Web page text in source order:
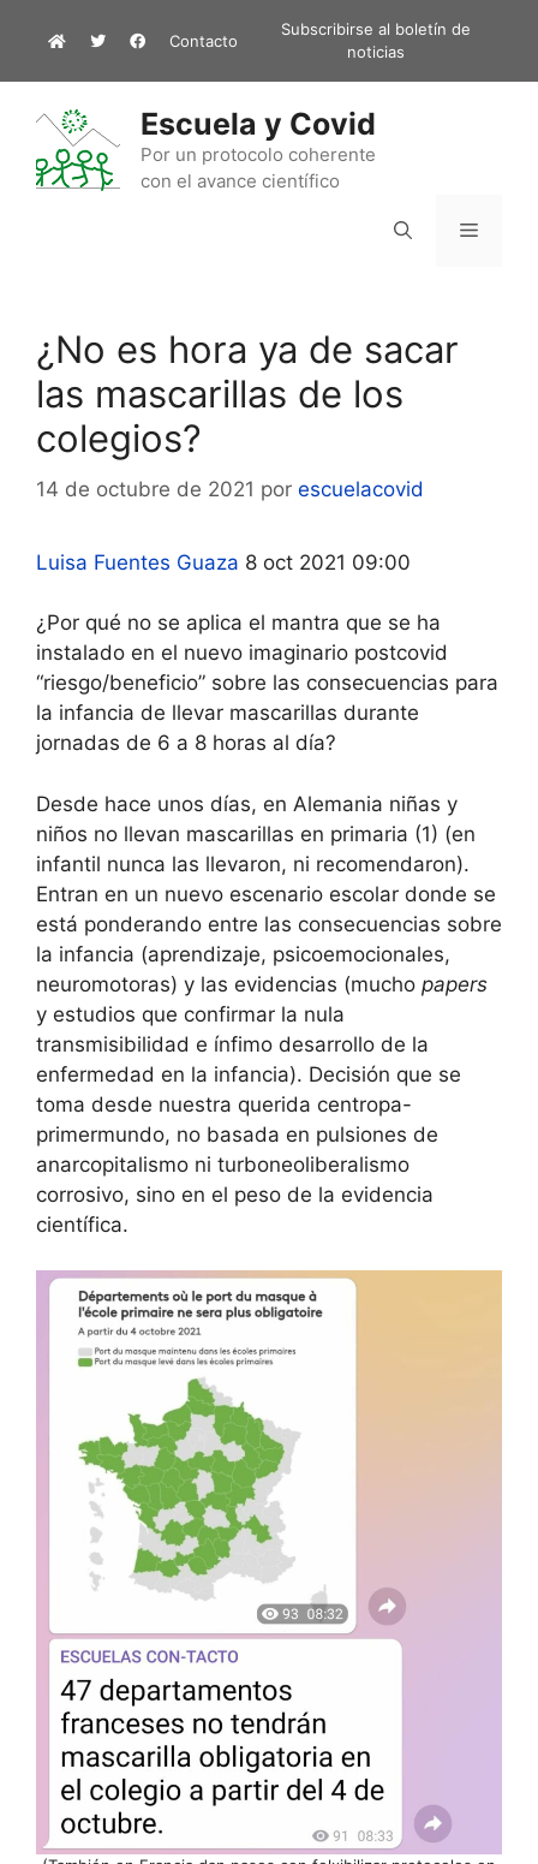
Contacto
Subscribirse al boletín de
noticias
Escuela y Covid
Por un protocolo coherente
con el avance científico
Menú
¿No es hora ya de sacar
las mascarillas de los
colegios?
14 de octubre de 2021 por escuelacovid
Luisa Fuentes Guaza 8 oct 2021 09:00
¿Por qué no se aplica el mantra que se ha
instalado en el nuevo imaginario postcovid
“riesgo/beneficio” sobre las consecuencias para
la infancia de llevar mascarillas durante
jornadas de 6 a 8 horas al día?
Desde hace unos días, en Alemania niñas y
niños no llevan mascarillas en primaria (1) (en
infantil nunca las llevaron, ni recomendaron).
Entran en un nuevo escenario escolar donde se
está ponderando entre las consecuencias sobre
la infancia (aprendizaje, psicoemocionales,
neuromotoras) y las evidencias (mucho papers
y estudios que confirmar la nula
transmisibilidad e ínfimo desarrollo de la
enfermedad en la infancia). Decisión que se
toma desde nuestra querida centropa-
primermundo, no basada en pulsiones de
anarcopitalismo ni turboneoliberalismo
corrosivo, sino en el peso de la evidencia
científica.